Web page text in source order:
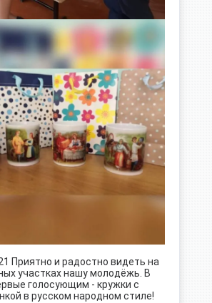
Приятно и радостно видеть на
участках нашу молодёжь. В
голосующим - кружки с
в русском народном стиле!